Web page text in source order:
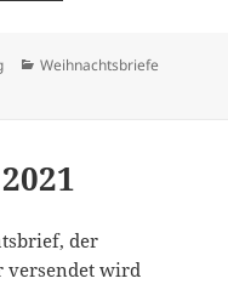
Kategorien
Weihnachtsbriefe
der
versendet wird